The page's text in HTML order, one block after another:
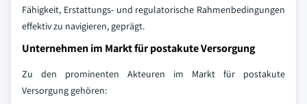
Fähigkeit, Erstattungs- und regulatorische Rahmenbedingungen
effektiv zu navigieren, geprägt.
Unternehmen im Markt für postakute Versorgung
Zu den prominenten Akteuren im Markt für postakute
Versorgung gehören: